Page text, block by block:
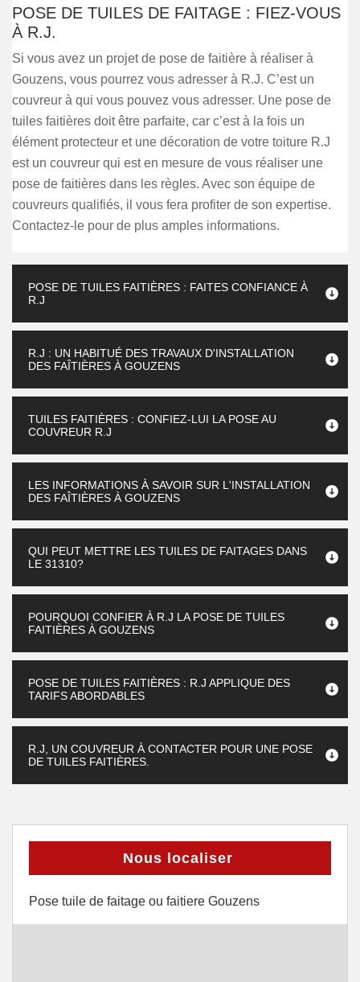
POSE DE TUILES DE FAITAGE : FIEZ-VOUS
À R.J.
Si vous avez un projet de pose de faitière à réaliser à
Gouzens, vous pourrez vous adresser à R.J. C’est un
couvreur à qui vous pouvez vous adresser. Une pose de
tuiles faitières doit être parfaite, car c’est à la fois un
élément protecteur et une décoration de votre toiture R.J
est un couvreur qui est en mesure de vous réaliser une
pose de faitières dans les règles. Avec son équipe de
couvreurs qualifiés, il vous fera profiter de son expertise.
Contactez-le pour de plus amples informations.
POSE DE TUILES FAITIÈRES : FAITES CONFIANCE À
R.J
R.J : UN HABITUÉ DES TRAVAUX D'INSTALLATION
DES FAÎTIÈRES À GOUZENS
TUILES FAITIÈRES : CONFIEZ-LUI LA POSE AU
COUVREUR R.J
LES INFORMATIONS À SAVOIR SUR L'INSTALLATION
DES FAÎTIÈRES À GOUZENS
QUI PEUT METTRE LES TUILES DE FAITAGES DANS
LE 31310?
POURQUOI CONFIER À R.J LA POSE DE TUILES
FAITIÈRES À GOUZENS
POSE DE TUILES FAITIÈRES : R.J APPLIQUE DES
TARIFS ABORDABLES
R.J, UN COUVREUR À CONTACTER POUR UNE POSE
DE TUILES FAITIÈRES.
Nous localiser
Pose tuile de faitage ou faitiere Gouzens